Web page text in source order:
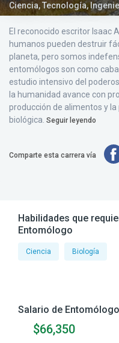
Ciencia, Tecnología,
El reconocido escritor Isaac
humanos pueden destruir
planeta, pero somos
entomólogos son como
estudio intensivo del
la humanidad avance con
producción de alimentos y
biológica. Seguir leyendo
Comparte esta carrera vía
Habilidades que
Entomólogo
Ciencia Biología
Salario de Entomólogo
$66,350